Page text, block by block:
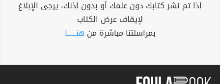
إذا تم نشر كتابك دون علمك أو بدون إذنك، يرجى الإبلاغ
لإيقاف عرض الكتاب
بمراسلتنا مباشرة من هنــــــا